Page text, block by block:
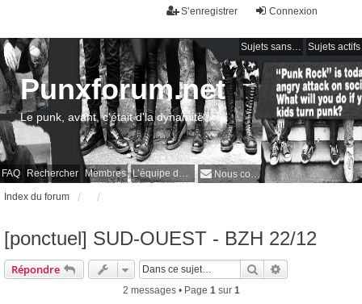
Connexion
S’enregistrer
Sujets sans réponse Sujets actifs
FAQ Rechercher Membres L’équipe du forum Nous contacter
Punxforum.net
Le punk, avant, c'était d'la dynamite !
Index du forum
[ponctuel] SUD-OUEST - BZH 22/12
Répondre Rechercher
2 messages • Page 1sur 1